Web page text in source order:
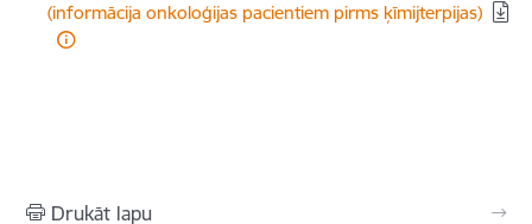
(informācija onkoloģijas pacientiem pirms ķīmijterpijas)
Drukāt lapu